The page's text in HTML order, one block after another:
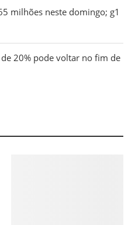
milhões neste domingo; g1
20% pode voltar no fim de